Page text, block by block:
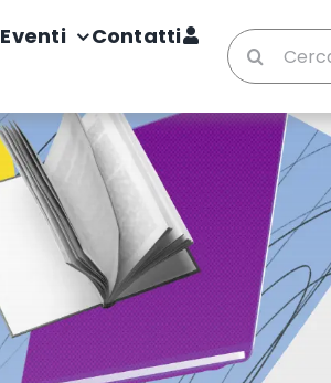
Eventi Contatti
Cerca
per: